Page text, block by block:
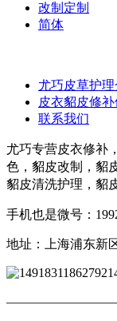
改制定制
简体
尤巧皮草护理
皮衣貂皮修补
联系我们
尤巧专营皮衣修补
色，貂皮改制，貂
貂皮清洗护理，貂
手机也是微号：
地址：上海浦东新